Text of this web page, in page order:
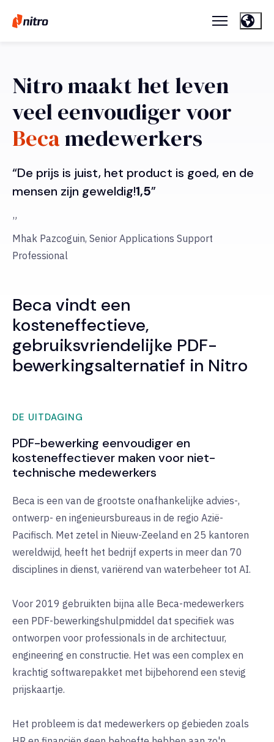
Nitro maakt het leven
veel eenvoudiger voor
Becamedewerkers
“De prijs is juist, het product is goed, en de
mensen zijn geweldig!1,5”
”
Mhak Pazcoguin, Senior Applications Support
Professional
Beca vindt een
kosteneffectieve,
gebruiksvriendelijke PDF-
bewerkingsalternatief in Nitro
DE UITDAGING
PDF-bewerking eenvoudiger en
kosteneffectiever maken voor niet-
technische medewerkers
Beca is een van de grootste onafhankelijke advies-,
ontwerp- en ingenieursbureaus in de regio Azië-
Pacifisch. Met zetel in Nieuw-Zeeland en 25 kantoren
wereldwijd, heeft het bedrijf experts in meer dan 70
disciplines in dienst, variërend van waterbeheer tot AI.
Voor 2019 gebruikten bijna alle Beca-medewerkers
een PDF-bewerkingshulpmiddel dat specifiek was
ontworpen voor professionals in de architectuur,
engineering en constructie. Het was een complex en
krachtig softwarepakket met bijbehorend een stevig
prijskaartje.
Het probleem is dat medewerkers op gebieden zoals